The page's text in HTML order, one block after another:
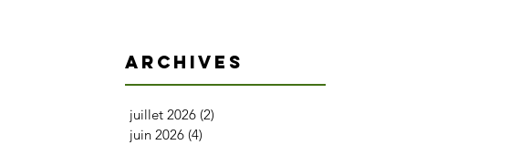
Archives
juillet 2026 (2)
juin 2026 (4)